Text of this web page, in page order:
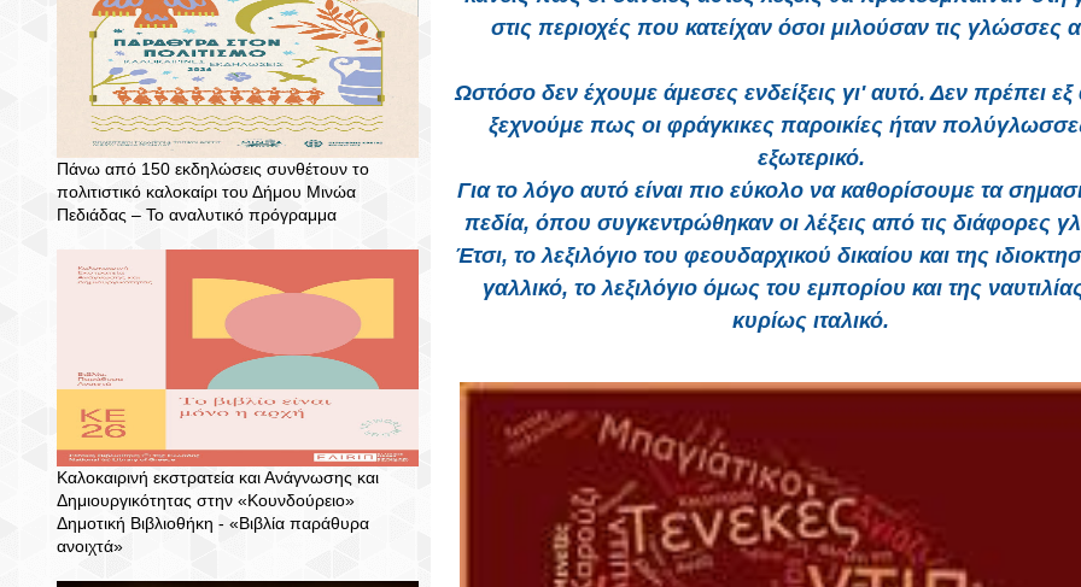
Πάνω από 150 εκδηλώσεις συνθέτουν το
πολιτιστικό καλοκαίρι του Δήμου Μινώα
Πεδιάδας – To αναλυτικό πρόγραμμα
Καλοκαιρινή εκστρατεία και Ανάγνωσης και
Δημιουργικότητας στην «Κουνδούρειο»
Δημοτική Βιβλιοθήκη - «Βιβλία παράθυρα
ανοιχτά»
στις περιοχές που κατείχαν όσοι μιλούσαν τις γλώσσες
Ωστόσο δεν έχουμε άμεσες ενδείξεις γι' αυτό. Δεν πρέπει
ξεχνούμε πως οι φράγκικες παροικίες ήταν
εξωτερικό.
Για το λόγο αυτό είναι πιο εύκολο να καθορίσουμε τα
πεδία, όπου συγκεντρώθηκαν οι λέξεις από τις διάφορες
Έτσι, το λεξιλόγιο του φεουδαρχικού δικαίου και της
γαλλικό, το λεξιλόγιο όμως του εμπορίου και της
κυρίως ιταλικό.